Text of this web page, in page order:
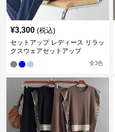
¥3,300 (税込)
セットアップ レディース リラッ
クスウェアセットアップ
全3色